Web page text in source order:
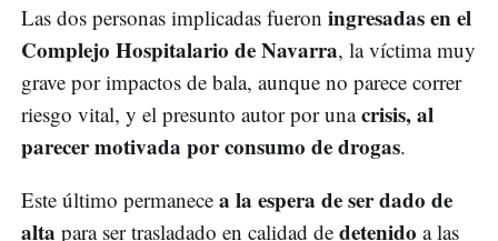
Las dos personas implicadas fueron ingresadas en el
Complejo Hospitalario de Navarra, la víctima muy
grave por impactos de bala, aunque no parece correr
riesgo vital, y el presunto autor por unacrisis, al
parecer motivada por consumo de drogas.
Este último permanece a la espera de ser dado de
alta para ser trasladado en calidad de detenido a las